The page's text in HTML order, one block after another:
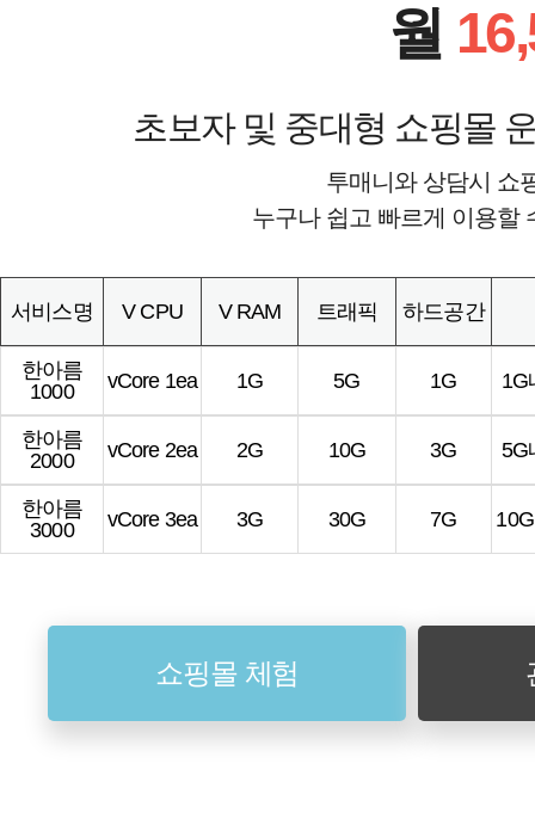
월
초보자 및 중대형 쇼핑몰
투매니와 상담시 쇼
누구나 쉽고 빠르게 이용할
서비스명 V CPU V RAM 트래픽 하드공간
한아름
1000
vCore 1ea 1G 5G 1G 1G
한아름
2000
vCore 2ea 2G 10G 3G 5G
한아름
3000
vCore 3ea 3G 30G 7G
쇼핑몰 체험